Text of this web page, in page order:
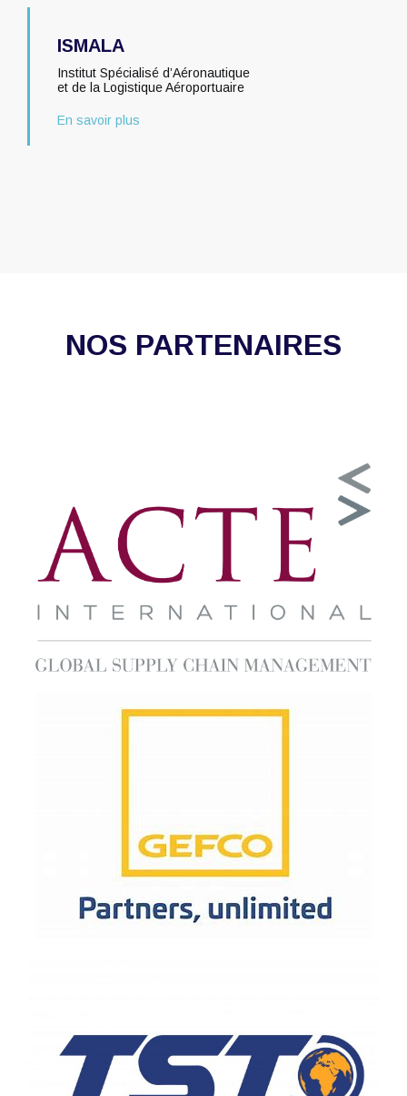
ISMALA
Institut Spécialisé d’Aéronautique
et de la Logistique Aéroportuaire
En savoir plus
NOS PARTENAIRES